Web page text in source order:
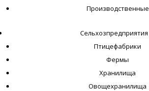
Производственные
Сельхозпредприятия
Птицефабрики
Фермы
Хранилища
Овощехранилища